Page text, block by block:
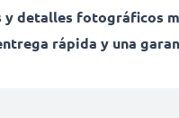
detalles fotográficos
rápida y una